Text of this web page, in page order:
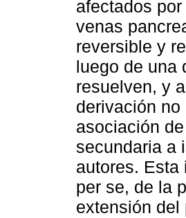
afectados
venas
reversible y
luego de una
resuelven, y
derivación
asociación
secundaria a
autores. Esta
per se, de la
extensión del